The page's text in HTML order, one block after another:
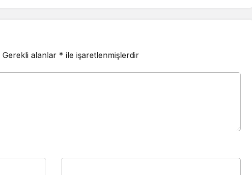
Gerekli alanlar * ile işaretlenmişlerdir